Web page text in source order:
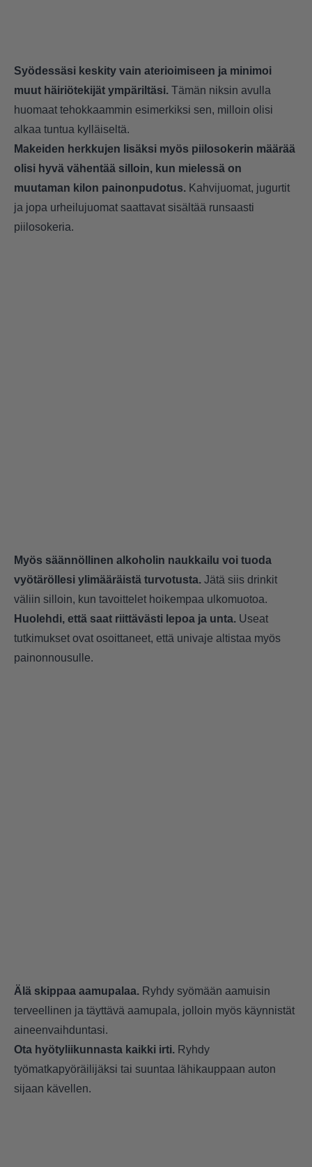
Syödessäsi keskity vain aterioimiseen ja minimoi
muut häiriötekijät ympäriltäsi. Tämän niksin avulla
huomaat tehokkaammin esimerkiksi sen, milloin olisi
alkaa tuntua kylläiseltä.
Makeiden herkkujen lisäksi myös piilosokerin määrää
olisi hyvä vähentää silloin, kun mielessä on
muutaman kilon painonpudotus. Kahvijuomat, jugurtit
ja jopa urheilujuomat saattavat sisältää runsaasti
piilosokeria.
Myös säännöllinen alkoholin naukkailu voi tuoda
vyötäröllesi ylimääräistä turvotusta. Jätä siis drinkit
väliin silloin, kun tavoittelet hoikempaa ulkomuotoa.
Huolehdi, että saat riittävästi lepoa ja unta. Useat
tutkimukset ovat osoittaneet, että univaje altistaa myös
painonnousulle.
Älä skippaa aamupalaa. Ryhdy syömään aamuisin
terveellinen ja täyttävä aamupala, jolloin myös käynnistät
aineenvaihduntasi.
Ota hyötyliikunnasta kaikki irti. Ryhdy
työmatkapyöräilijäksi tai suuntaa lähikauppaan auton
sijaan kävellen.